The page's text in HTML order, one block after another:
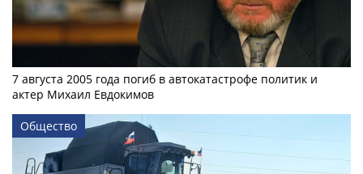
7 августа 2005 года погиб в автокатастрофе политик и
актер Михаил Евдокимов
Общество